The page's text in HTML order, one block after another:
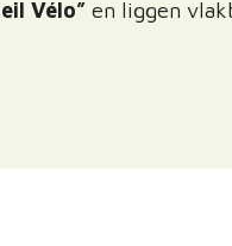
Vélo” en liggen